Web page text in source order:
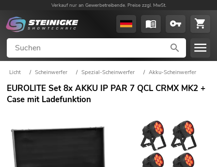
Verkauf nur an Gewerbetreibende. Preise zzgl. MwSt.
Licht / Scheinwerfer / Spezial-Scheinwerfer / Akku-Scheinwerfer
EUROLITE Set 8x AKKU IP PAR 7 QCL CRMX MK2 +
Case mit Ladefunktion